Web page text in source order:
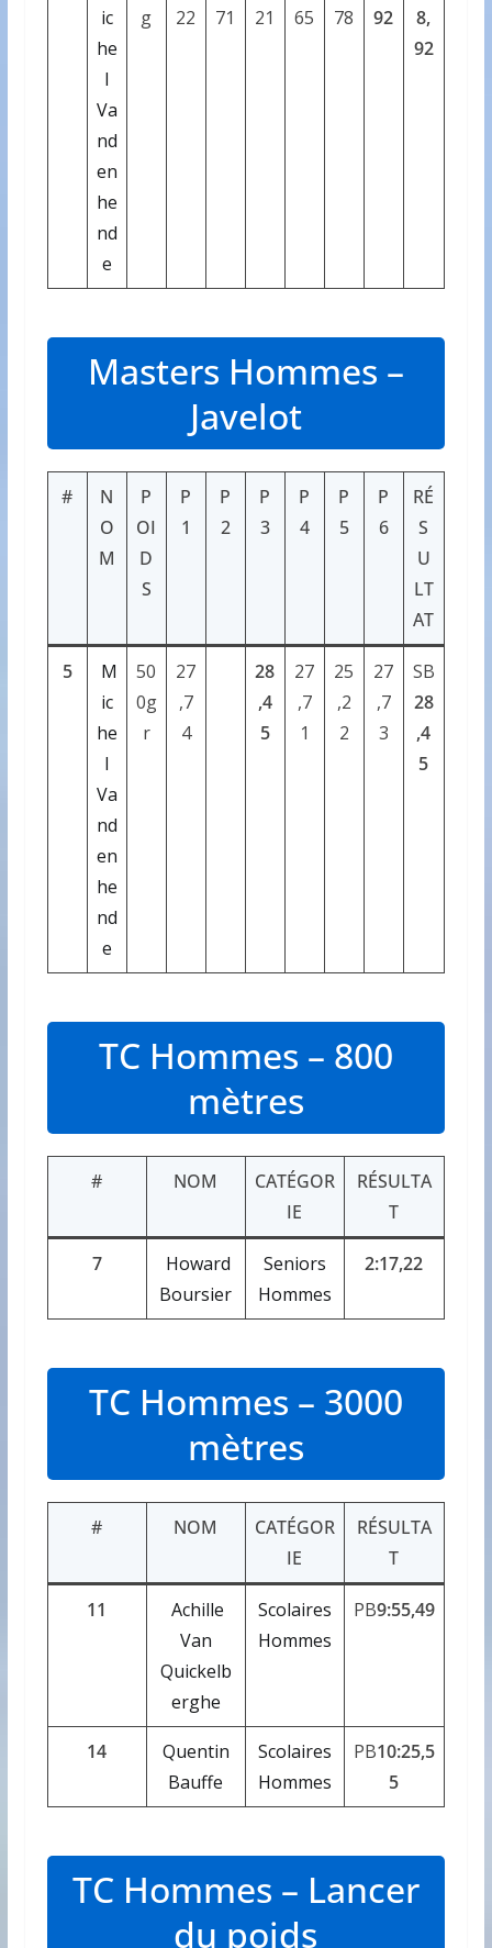
ic
he
l
Va
nd
en
he
nd
e
g
22
71
21
65
78
92
8,
92
Masters Hommes –
Javelot
#
N
O
M
P
OI
D
S
P
1
P
2
P
3
P
4
P
5
P
6
RÉ
S
U
LT
AT
5
M
ic
he
l
Va
nd
en
he
nd
e
50
0g
r
27
,7
4
28
,4
5
27
,7
1
25
,2
2
27
,7
3
SB
28
,4
5
TC Hommes – 800
mètres
# NOM
CATÉGOR
IE
RÉSULTA
T
7
Howard
Boursier
Seniors
Hommes
2:17,22
TC Hommes – 3000
mètres
# NOM
CATÉGOR
IE
RÉSULTA
T
11
Achille
Van
Quickelb
erghe
Scolaires
Hommes
PB9:55,49
14
Quentin
Bauffe
Scolaires
Hommes
PB10:25,5
5
TC Hommes – Lancer
du poids